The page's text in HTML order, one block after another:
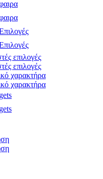
επιλογές
επιλογές
χαρακτήρα
χαρακτήρα